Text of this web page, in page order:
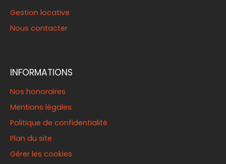
Gestion locative
Nous contacter
INFORMATIONS
Nos honoraires
Mentions légales
Politique de confidentialité
Plan du site
Gérer les cookies